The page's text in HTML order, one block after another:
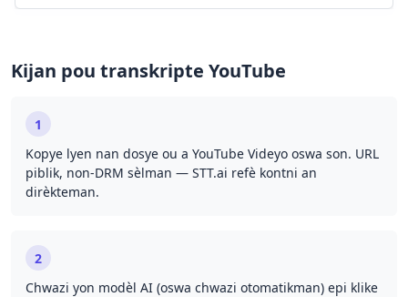
Kijan pou transkripte YouTube
1
Kopye lyen nan dosye ou a YouTube Videyo oswa son. URL
piblik, non-DRM sèlman — STT.ai refè kontni an
dirèkteman.
2
Chwazi yon modèl AI (oswa chwazi otomatikman) epi klike